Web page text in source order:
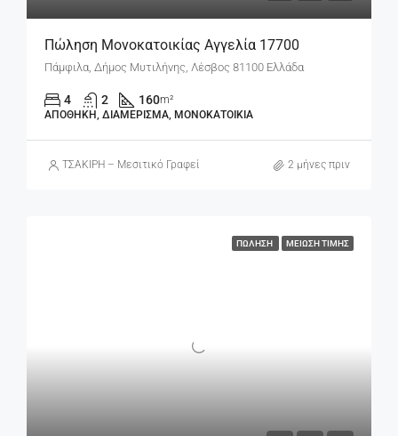
Πώληση Μονοκατοικίας Αγγελία 17700
Πάμφιλα, Δήμος Μυτιλήνης, Λέσβος 81100 Ελλάδα
4 2 160m²
ΑΠΟΘΉΚΗ, ΔΙΑΜΈΡΙΣΜΑ, ΜΟΝΟΚΑΤΟΙΚΊΑ
ΤΣΑΚΙΡΗ – Μεσιτικό Γραφείο 2 μήνες πριν
ΠΏΛΗΣΗ ΜΕΊΩΣΗ ΤΙΜΉΣ